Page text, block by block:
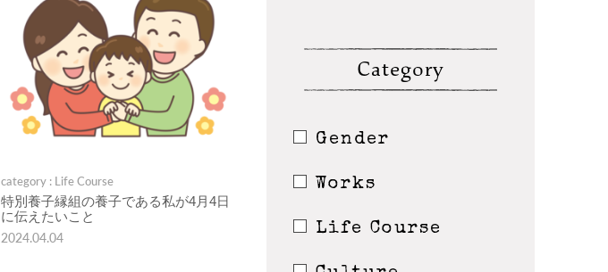
category : Life Course
特別養子縁組の養子である私が4月4日
に伝えたいこと
2024.04.04
Category
Gender
Works
Life Course